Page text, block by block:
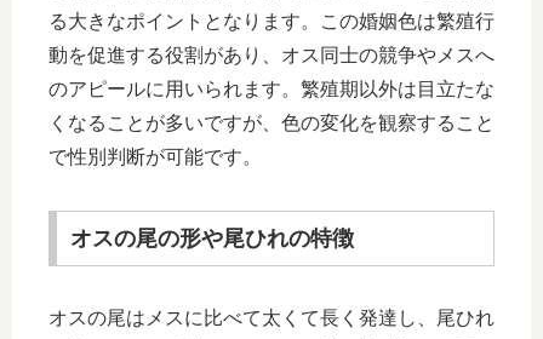
る大きなポイントとなります。この婚姻色は繁殖行
動を促進する役割があり、オス同士の競争やメスへ
のアピールに用いられます。繁殖期以外は目立たな
くなることが多いですが、色の変化を観察すること
で性別判断が可能です。
オスの尾の形や尾ひれの特徴
オスの尾はメスに比べて太くて長く発達し、尾ひれ